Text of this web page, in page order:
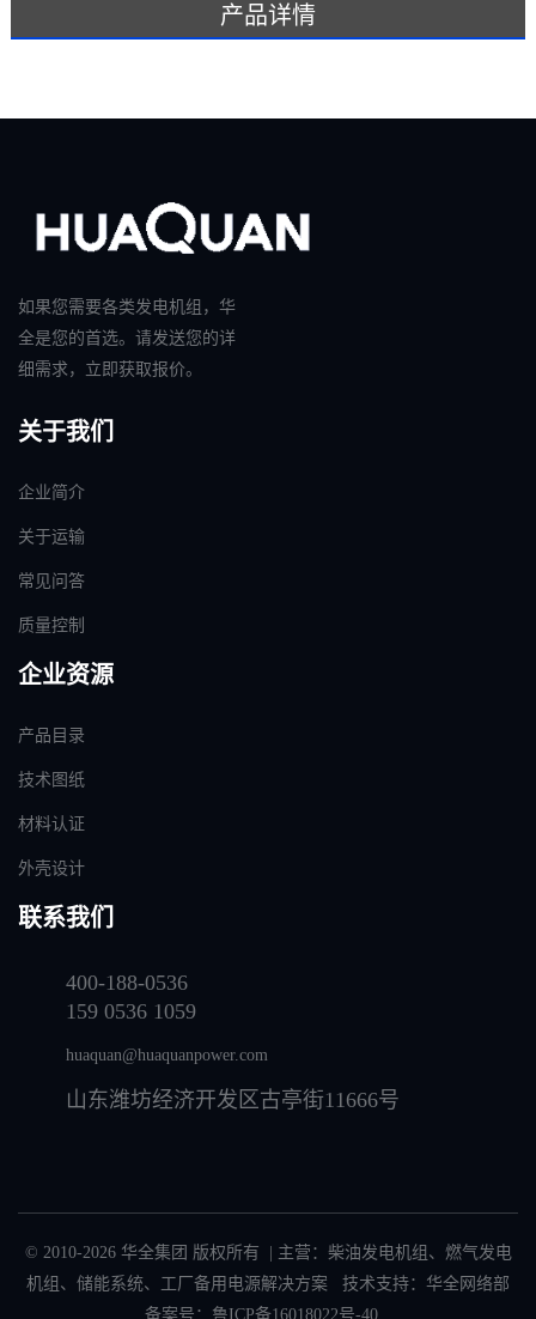
产品详情
如果您需要各类发电机组，华
全是您的首选。请发送您的详
细需求，立即获取报价。
关于我们
企业简介
关于运输
常见问答
质量控制
企业资源
产品目录
技术图纸
材料认证
外壳设计
联系我们
400-188-0536
159 0536 1059
huaquan@huaquanpower.com
山东潍坊经济开发区古亭街11666号
© 2010-2026 华全集团 版权所有 | 主营： 柴油发电机组 、 燃气发电
机组 、 储能系统、 工厂备用电源解决方案 技术支持：华全网络部
备案号： 鲁ICP备16018022号-40